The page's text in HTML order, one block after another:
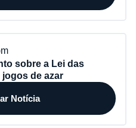
sobre a Lei das
de azar
Notícia